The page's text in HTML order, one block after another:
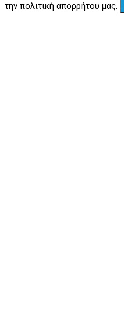
την πολιτική απορρήτου μας.